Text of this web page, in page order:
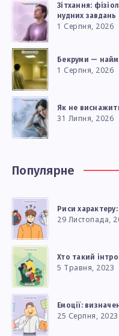
Зітхання:
нудних завдань
1 Серпня, 2026
Бекруми —
1 Серпня, 2026
Як не
31 Липня, 2026
Популярне
Риси
29 Листопада,
Хто такий
5 Травня, 2023
Емоції:
25 Серпня, 2023